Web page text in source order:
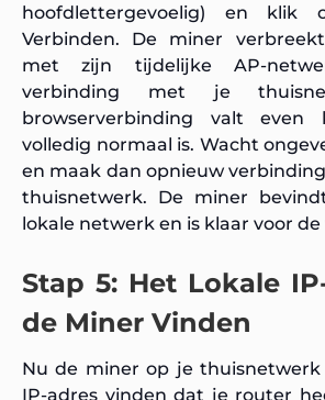
hoofdlettergevoelig) en klik
Verbinden. De miner
met zijn tijdelijke AP-
verbinding met je
browserverbinding valt
volledig normaal is. Wacht
en maak dan opnieuw
thuisnetwerk. De miner
lokale netwerk en is klaar voor
Stap 5: Het Lokale
de Miner Vinden
Nu de miner op je
IP-adres vinden dat je router